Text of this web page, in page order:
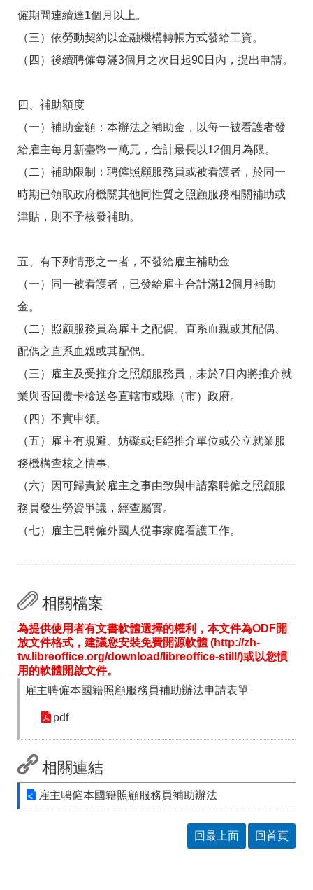
僱期間連續達1個月以上。
（三）依勞動契約以金融機構轉帳方式發給工資。
（四）後續聘僱每滿3個月之次日起90日內，提出申請。
四、補助額度
（一）補助金額：本辦法之補助金，以每一被看護者發
給雇主每月新臺幣一萬元，合計最長以12個月為限。
（二）補助限制：聘僱照顧服務員或被看護者，於同一
時期已領取政府機關其他同性質之照顧服務相關補助或
津貼，則不予核發補助。
五、有下列情形之一者，不發給雇主補助金
（一）同一被看護者，已發給雇主合計滿12個月補助
金。
（二）照顧服務員為雇主之配偶、直系血親或其配偶、
配偶之直系血親或其配偶。
（三）雇主及受推介之照顧服務員，未於7日內將推介就
業與否回覆卡檢送各直轄市或縣（市）政府。
（四）不實申領。
（五）雇主有規避、妨礙或拒絕推介單位或公立就業服
務機構查核之情事。
（六）因可歸責於雇主之事由致與申請案聘僱之照顧服
務員發生勞資爭議，經查屬實。
（七）雇主已聘僱外國人從事家庭看護工作。
相關檔案
為提供使用者有文書軟體選擇的權利，本文件為ODF開
放文件格式，建議您安裝免費開源軟體 (http://zh-
tw.libreoffice.org/download/libreoffice-still/)或以您慣
用的軟體開啟文件。
雇主聘僱本國籍照顧服務員補助辦法申請表單
pdf
相關連結
雇主聘僱本國籍照顧服務員補助辦法
回最上面 回首頁